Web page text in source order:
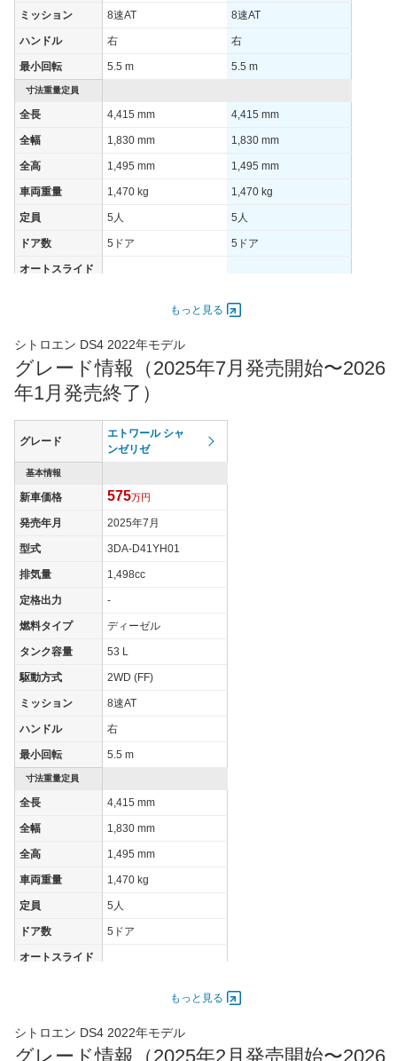
速道路)
23.9km/L
JC08モード 22.6km/L
1015モード -
60km定地
ミッション 8速AT 8速AT
ハンドル 右 右
最小回転 5.5 m 5.5 m
寸法重量定員
全長 4,415 mm 4,415 mm
全幅 1,830 mm 1,830 mm
全高 1,495 mm 1,495 mm
車両重量 1,470 kg 1,470 kg
定員 5人 5人
ドア数 5ドア 5ドア
オートスライド
最高トルク 300 [30.6]/ 1,750 300 [30.6]/ 1,750
過給機 TB
(前)
205/55R19
タイヤサイズ
(後)
街地)
16.8km/L
WLTCモード(郊
外)
WLTCモード(高
23.9km/L
装備オプション
もっと見る
シトロエン DS4 2022年モデル
グレード情報（2025年7月発売開始〜2026
年1月発売終了）
グレード
エトワール シャ
ンゼリゼ
基本情報
新車価格 575万円
発売年月 2025年7月
型式 3DA-D41YH01
排気量 1,498cc
定格出力 -
燃料タイプ ディーゼル
タンク容量 53 L
駆動方式 2WD (FF)
ミッション 8速AT
ハンドル 右
最小回転 5.5 m
寸法重量定員
全長 4,415 mm
全幅 1,830 mm
全高 1,495 mm
車両重量 1,470 kg
定員 5人
ドア数 5ドア
オートスライド
最高トルク 300 [30.6]/ 1,750
もっと見る
シトロエン DS4 2022年モデル
グレード情報（2025年2月発売開始〜2026